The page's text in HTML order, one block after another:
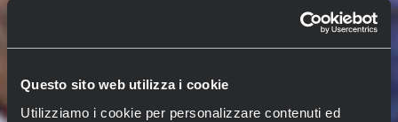
Questo sito web utilizza i cookie
Utilizziamo i cookie per personalizzare contenuti ed